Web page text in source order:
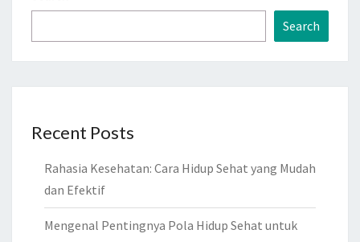
Search
Recent Posts
Rahasia Kesehatan: Cara Hidup Sehat yang Mudah
dan Efektif
Mengenal Pentingnya Pola Hidup Sehat untuk